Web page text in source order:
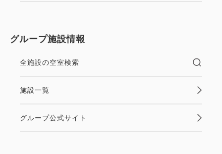
グループ施設情報
全施設の空室検索
施設一覧
グループ公式サイト